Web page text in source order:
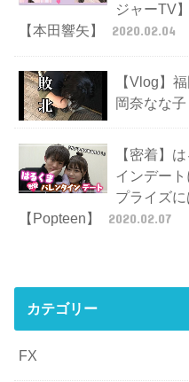
ジャーTV
【本田響矢】
2020.02.04
【Vlog】
岡奈なな子
【密着】
インデー
プライズに
【Popteen】
2020.02.07
カテゴリー
FX